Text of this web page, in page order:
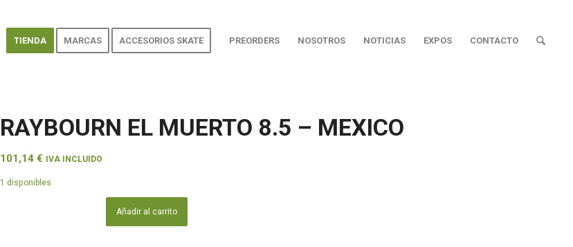
TIENDA MARCAS ACCESORIOS SKATE PREORDERS NOSOTROS NOTICIAS EXPOS CONTACTO
RAYBOURN EL MUERTO 8.5 – MEXICO
101,14€ IVA INCLUIDO
1 disponibles
Añadir al carrito